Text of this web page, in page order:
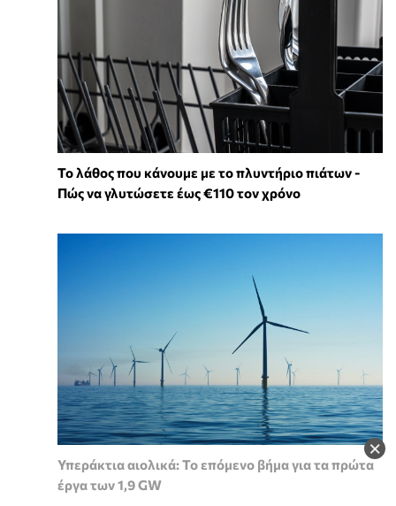
×
Το λάθος που κάνουμε με το πλυντήριο πιάτων -
Πώς να γλυτώσετε έως €110 τον χρόνο
Υπεράκτια αιολικά: Το επόμενο βήμα για τα πρώτα
έργα των 1,9 GW